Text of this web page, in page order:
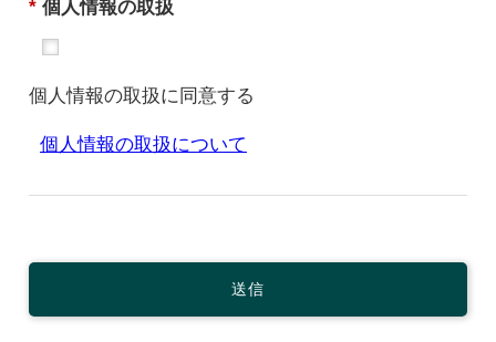
* 個人情報の取扱
個人情報の取扱に同意する
個人情報の取扱について
送信